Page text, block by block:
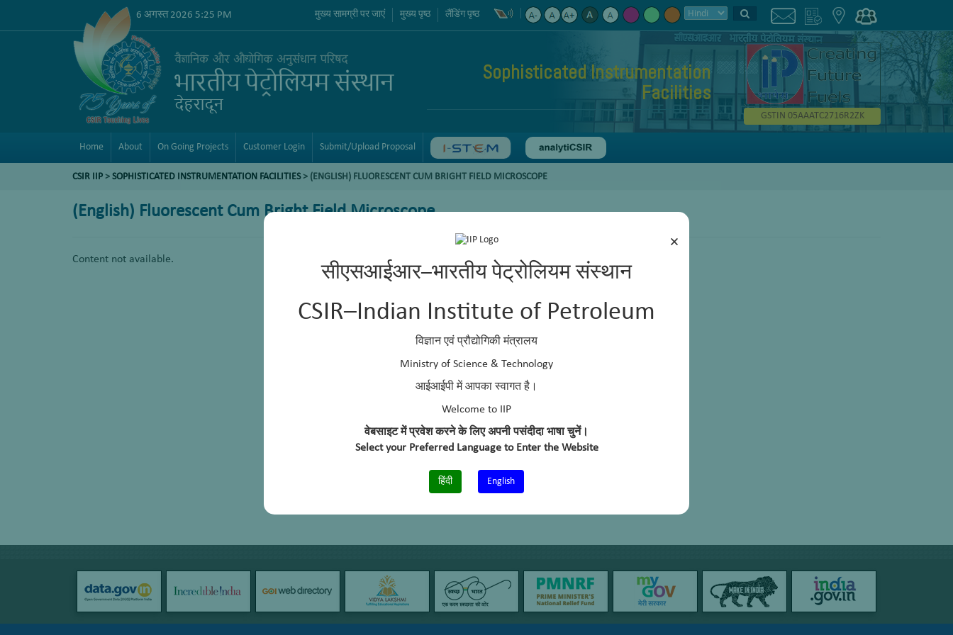
×
सीएसआईआर–भारतीय पेट्रोलियम संस्थान
CSIR–Indian Institute of Petroleum
विज्ञान एवं प्रौद्योगिकी मंत्रालय
Ministry of Science & Technology
आईआईपी में आपका स्वागत है।
Welcome to IIP
वेबसाइट में प्रवेश करने के लिए अपनी पसंदीदा भाषा चुनें।
Select your Preferred Language to Enter the Website
हिंदी English
6 अगस्त 2026 5:25 PM मुख्य सामग्री पर जाएं मुख्य पृष्ठ लैंडिंग पृष्ठ
Sophisticated Instrumentation
Facilities
GSTIN 05AAATC2716R2ZK
Home About On Going Projects Customer Login Submit/Upload Proposal
CSIR IIP > SOPHISTICATED INSTRUMENTATION FACILITIES> (ENGLISH) FLUORESCENT CUM BRIGHT FIELD MICROSCOPE
(English) Fluorescent Cum Bright Field Microscope
Content not available.